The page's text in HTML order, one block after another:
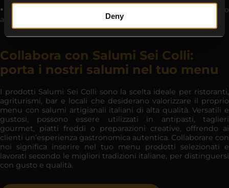
Deny
Ideali per ogni momento della tavola, dal pranzo quotidiano
alle occasioni speciali
Collabora con Salumi Sei Colli:
porta i nostri salumi nel tuo menu
I prodotti Salumi Sei Colli sono la scelta ideale per ristoranti,
agriturismi, bar e locali che desiderano valorizzare il proprio
menu con salumi artigianali italiani di alta qualità. Versatili e
gustosi, possono essere utilizzati in antipasti, taglieri
gourmet, piatti freddi o preparazioni creative, offrendo ai
clienti un’esperienza gastronomica autentica. Collaborare con
noi significa inserire nel tuo menu prodotti selezionati e
lavorati secondo le migliori tradizioni italiane, per distinguersi
con gusto e qualità.